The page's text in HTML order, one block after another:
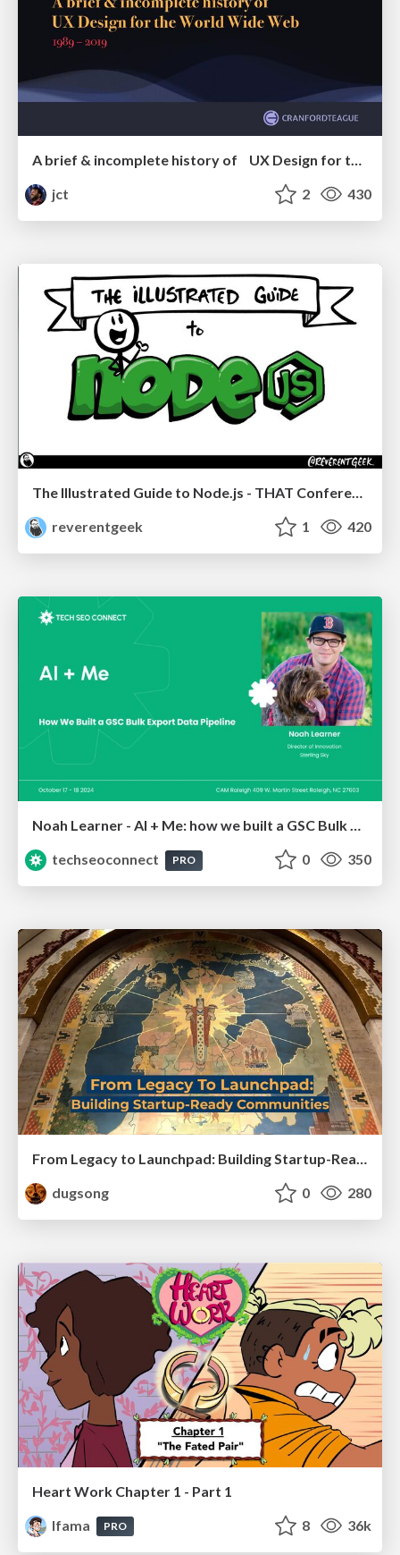
jct
2 430
The Illustrated Guide to Node.js - THAT Conference 2024
reverentgeek
1 420
Noah Learner - AI + Me: how we built a GSC Bulk Export data pipeline
techseoconnect
PRO 0 350
From Legacy to Launchpad: Building Startup-Ready Communities
dugsong
0 280
Heart Work Chapter 1 - Part 1
lfama
PRO 8 36k